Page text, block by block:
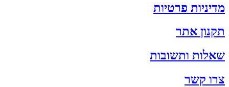
מדיניות פרטיות
תקנון אתר
שאלות ותשובות
צרו קשר